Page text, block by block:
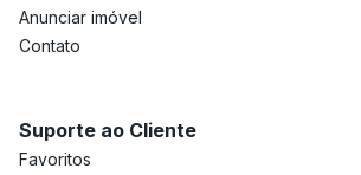
Anunciar imóvel
Contato
Suporte ao Cliente
Favoritos